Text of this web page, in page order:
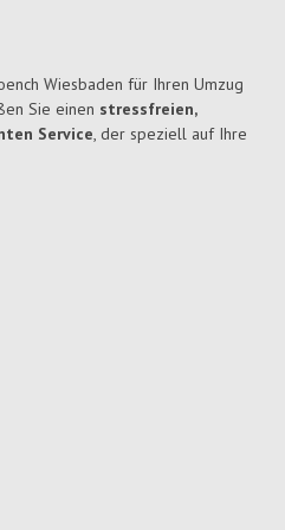
Wiesbaden für Ihren Umzug
Sie einen stressfreien,
Service, der speziell auf Ihre